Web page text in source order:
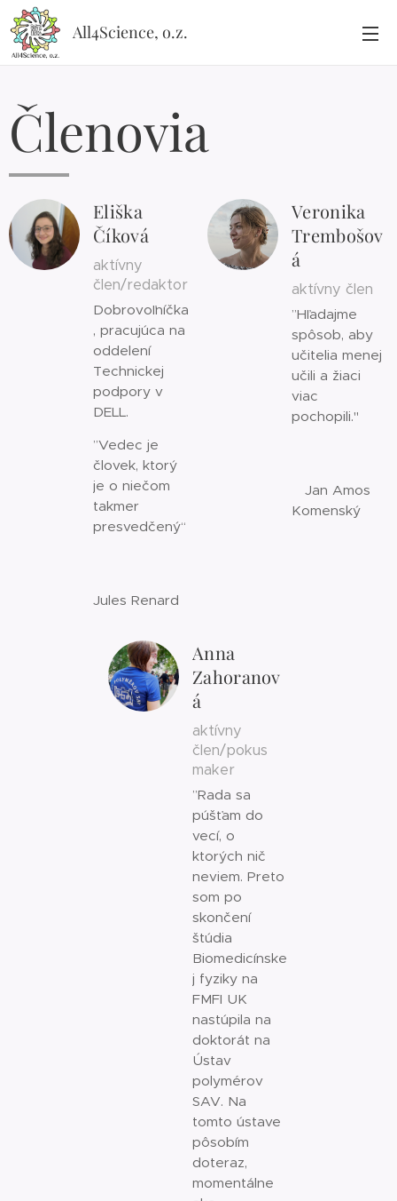
All4Science, o.z.
Členovia
Eliška
Číková
aktívny
člen/redaktor
Dobrovoľníčka
, pracujúca na
oddelení
Technickej
podpory v
DELL.
”Vedec je
človek, ktorý
je o niečom
takmer
presvedčený“
Jules Renard
Veronika
Trembošov
á
aktívny člen
”Hľadajme
spôsob, aby
učitelia menej
učili a žiaci
viac
pochopili."
Jan Amos
Komenský
Anna
Zahoranov
á
aktívny
člen/pokus
maker
”Rada sa
púšťam do
vecí, o
ktorých nič
neviem. Preto
som po
skončení
štúdia
Biomedicínske
j fyziky na
FMFI UK
nastúpila na
doktorát na
Ústav
polymérov
SAV. Na
tomto ústave
pôsobím
doteraz,
momentálne